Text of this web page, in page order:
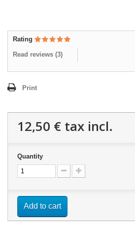
Rating
Read reviews (3)
Print
12,50 € tax incl.
Quantity
Add to cart